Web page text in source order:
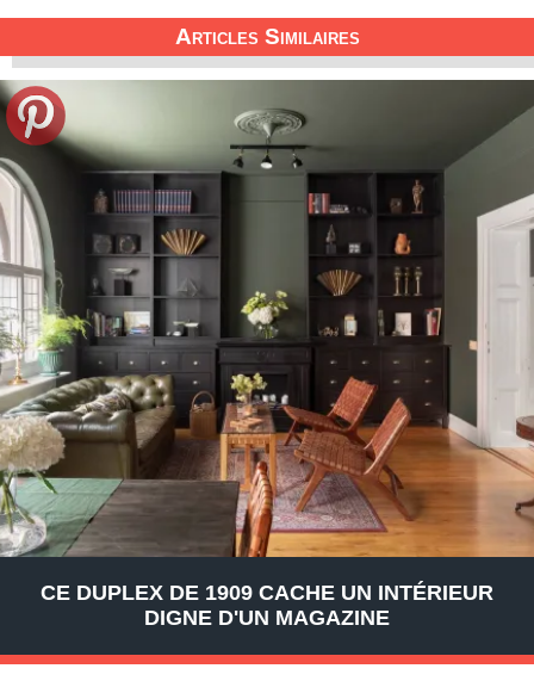
Articles Similaires
CE DUPLEX DE 1909 CACHE UN INTÉRIEUR
DIGNE D'UN MAGAZINE